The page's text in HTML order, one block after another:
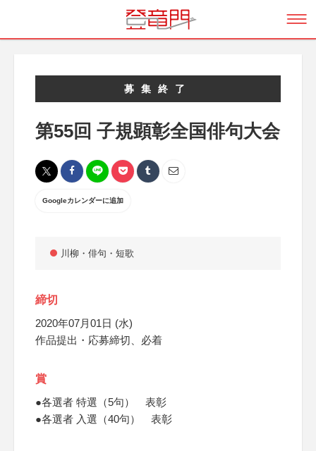
募集終了
第55回 子規顕彰全国俳句大会
Googleカレンダーに追加
川柳・俳句・短歌
締切
2020年07月01日 (水)
作品提出・応募締切、必着
賞
●各選者 特選（5句） 表彰
●各選者 入選（40句） 表彰